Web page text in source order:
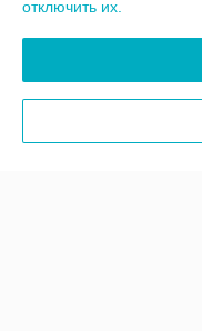
Доставка и оплата
отключить их.